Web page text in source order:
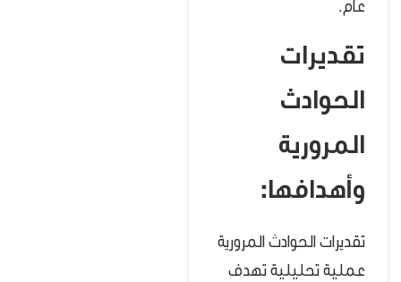
عام.
تقديرات
الحوادث
المرورية
وأهدافها:
تقديرات الحوادث المرورية
عملية تحليلية تهدف